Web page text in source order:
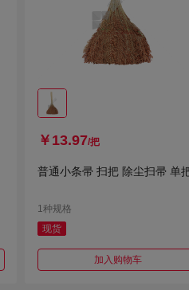
￥13.97/把
普通小条帚 扫把 除尘扫帚 单
1种规格
现货
加入购物车